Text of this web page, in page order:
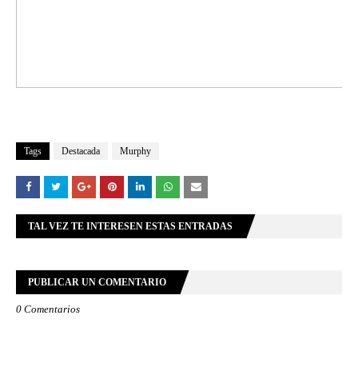
Tags Destacada Murphy
TAL VEZ TE INTERESEN ESTAS ENTRADAS
PUBLICAR UN COMENTARIO
0 Comentarios